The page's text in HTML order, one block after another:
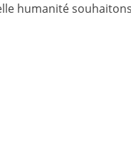
humanité